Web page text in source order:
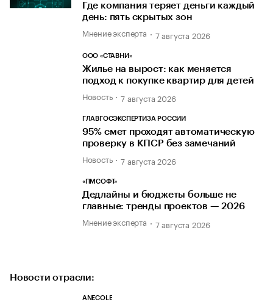
Где компания теряет деньги каждый
день: пять скрытых зон
Мнение эксперта 7 августа 2026
ООО «СТАВНИ»
Жилье на вырост: как меняется
подход к покупке квартир для детей
Новость 7 августа 2026
ГЛАВГОСЭКСПЕРТИЗА РОССИИ
95% смет проходят автоматическую
проверку в КПСР без замечаний
Новость 7 августа 2026
«ПМСОФТ»
Дедлайны и бюджеты больше не
главные: тренды проектов — 2026
Мнение эксперта 7 августа 2026
Новости отрасли:
ANECOLE